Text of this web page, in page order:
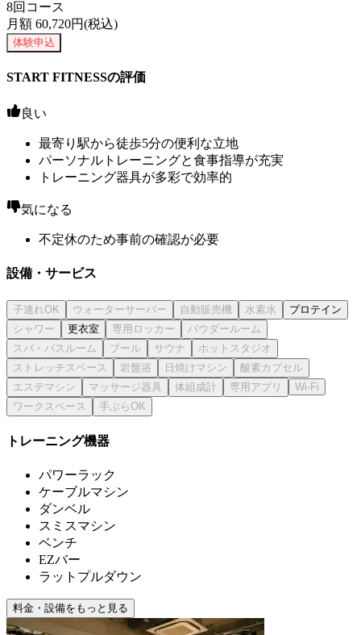
8回コース
月額 60,720円(税込)
体験申込
START FITNESSの評価
良い
最寄り駅から徒歩5分の便利な立地
パーソナルトレーニングと食事指導が充実
トレーニング器具が多彩で効率的
気になる
不定休のため事前の確認が必要
設備・サービス
プロテイン
更衣室
トレーニング機器
パワーラック
ケーブルマシン
ダンベル
スミスマシン
ベンチ
EZバー
ラットプルダウン
料金・設備をもっと見る